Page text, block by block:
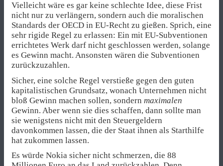
Vielleicht wäre es gar keine schlechte Idee, diese Frist
nicht nur zu verlängern, sondern auch die moralischen
Standards der OECD in EU-Recht zu gießen. Sprich, eine
sehr rigide Regel zu erlassen: Ein mit EU-Subventionen
errichtetes Werk darf nicht geschlossen werden, solange
es Gewinn macht. Ansonsten wären die Subventionen
zurückzuzahlen.
Sicher, eine solche Regel verstieße gegen den guten
kapitalistischen Grundsatz, wonach Unternehmen nicht
bloß Gewinn machen sollen, sondern maximalen
Gewinn. Aber wenn sie dies schaffen, dann sollte man
sie wenigstens nicht mit den Steuergeldern
davonkommen lassen, die der Staat ihnen als Starthilfe
hat zukommen lassen.
Es würde Nokia sicher nicht schmerzen, die 88